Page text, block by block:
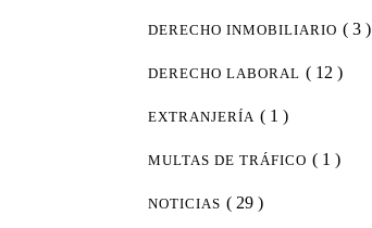
DERECHO INMOBILIARIO ( 3 )
DERECHO LABORAL ( 12 )
EXTRANJERÍA ( 1 )
MULTAS DE TRÁFICO ( 1 )
NOTICIAS ( 29 )